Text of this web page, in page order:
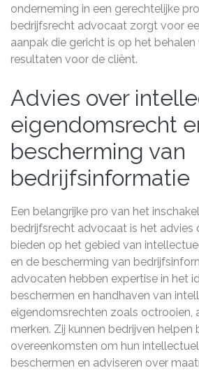
onderneming in een gerechtelijke
bedrijfsrecht advocaat zorgt voor
aanpak die gericht is op het
resultaten voor de cliënt.
Advies over
eigendomsrecht
bescherming van
bedrijfsinformatie
Een belangrijke pro van het
bedrijfsrecht advocaat is het advies
bieden op het gebied van
en de bescherming van
advocaten hebben expertise in het
beschermen en handhaven van
eigendomsrechten zoals octrooien,
merken. Zij kunnen bedrijven
overeenkomsten om hun
beschermen en adviseren over